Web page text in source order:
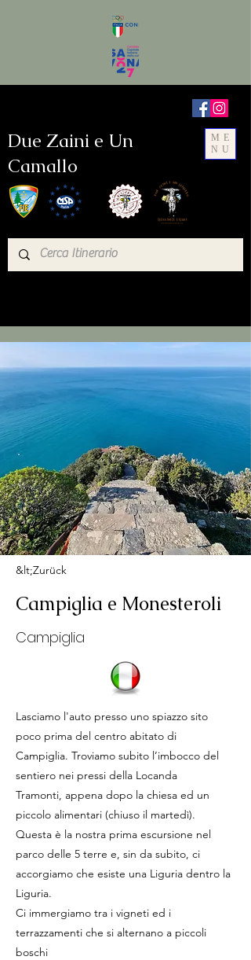
Due Zaini e Un
Camallo
ME
NU
&lt;Zurück
Campiglia e Monesteroli
Campiglia
Lasciamo l'auto presso uno spiazzo sito
poco prima del centro abitato di
Campiglia. Troviamo subito l’imbocco del
sentiero nei pressi della Locanda
Tramonti, appena dopo la chiesa ed un
piccolo alimentari (chiuso il martedì).
Questa è la nostra prima escursione nel
parco delle 5 terre e, sin da subito, ci
accorgiamo che esiste una Liguria dentro la
Liguria.
Ci immergiamo tra i vigneti ed i
terrazzamenti che si alternano a piccoli
boschi